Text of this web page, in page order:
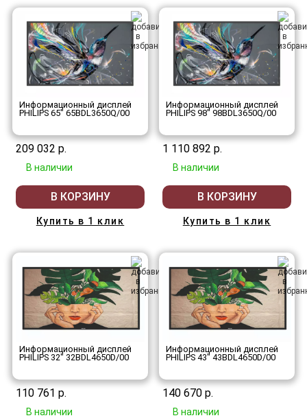
Информационный дисплей
PHILIPS 65" 65BDL3650Q/00
209 032 р.
В наличии
В КОРЗИНУ
Купить в 1 клик
Информационный дисплей
PHILIPS 98" 98BDL3650Q/00
1 110 892 р.
В наличии
В КОРЗИНУ
Купить в 1 клик
Информационный дисплей
PHILIPS 32" 32BDL4650D/00
110 761 р.
В наличии
Информационный дисплей
PHILIPS 43" 43BDL4650D/00
140 670 р.
В наличии